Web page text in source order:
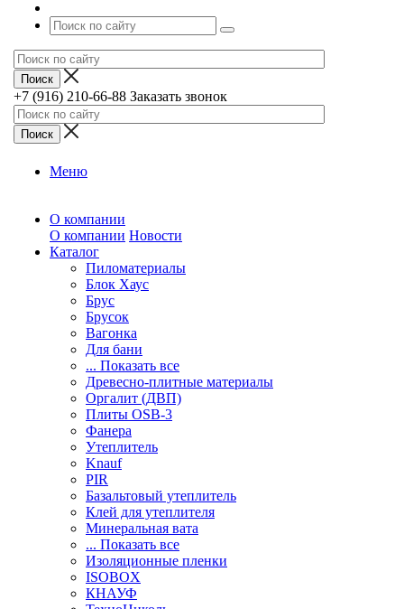
+7 (916) 210-66-88 Заказать звонок
Меню
О компании
О компании Новости
Каталог
Пиломатериалы
Блок Хаус
Брус
Брусок
Вагонка
Для бани
... Показать все
Древесно-плитные материалы
Оргалит (ДВП)
Плиты OSB-3
Фанера
Утеплитель
Knauf
PIR
Базальтовый утеплитель
Клей для утеплителя
Минеральная вата
... Показать все
Изоляционные пленки
ISOBOX
КНАУФ